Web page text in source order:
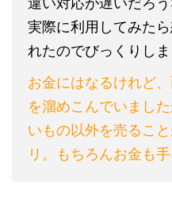
実際に利用してみた
れたのでびっくりしま
お金にはなるけれど
を溜めこんでいまし
いもの以外を売るこ
リ。もちろんお金も